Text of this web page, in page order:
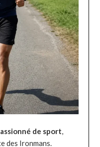
de sport,
des Ironmans.